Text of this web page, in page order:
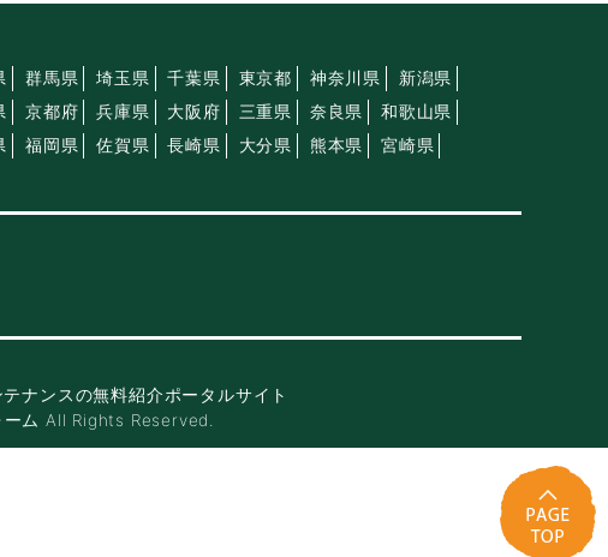
群馬県 埼玉県 千葉県 東京都 神奈川県
新潟県
京都府 兵庫県 大阪府 三重県 奈良県
和歌山県
福岡県 佐賀県 長崎県 大分県 熊本県
宮崎県
ナンスの無料紹介ポータルサイト
ム All Rights Reserved.